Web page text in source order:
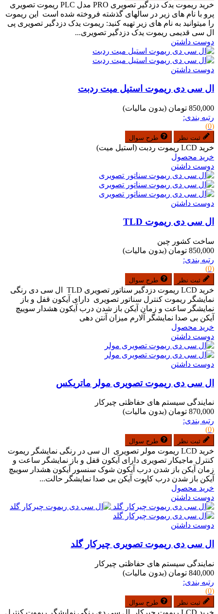
خرید ریموت یدک دزدگیر تصویری PRO مدل PLC ریموت تصویری
پرو با نام های زیر در سالهای گذشته فروخته شده است این ریموت
را میتوانید به نام های زیر تهیه کنید: ریموت یدک دزدگیر تصویری پی
ال سی قدیمی ریموت یدک دزدگیر تصویری...
دوست داشتن
دوست داشتن
ال سی دی ریموت استیل میت ردبت
850,000 تومان
(بدون مالیات)
رتبه بندی:
(0)
ثبت نظر طرح سوال
خرید LCD ریموت ردبت (استیل میت)
خرید محصول
دوست داشتن
دوست داشتن
ال سی دی ریموت TLD
ساخت کشور چین
850,000 تومان
(بدون مالیات)
رتبه بندی:
(0)
ثبت نظر طرح سوال
خرید LCD ریموت دزدگیر سناتور تصویری TLD ال سی دی رنگی
نمایشگر ریموت کنترل سناتور تصویری دارای آیکون قفل و باز
نمایشگر ساعت و زمان آیکن باز شدن درب آیکون هشدار سوییچ
آیکن بی صدا نمایشگر آلارم میزان آنتن دهی
خرید محصول
دوست داشتن
دوست داشتن
ال سی دی ریموت تصویری مولر ماتریکس
نمایندگی سیستم های حفاظتی چیرکار
870,000 تومان
(بدون مالیات)
رتبه بندی:
(0)
ثبت نظر طرح سوال
خرید LCD ریموت مولر تصویری ال سی در رنگی نمایشگر ریموت
کنترل ماجیکار تصویری دارای آیکون قفل و باز نمایشگر ساعت و
زمان آیکن باز شدن درب آیکون شوک سنسور آیکون هشدار سوییچ
آیکن باز شدن درب کاپوت آیکن بی صدا نمایشگر حالت...
خرید محصول
دوست داشتن
دوست داشتن
ال سی دی ریموت تصویری چیرکار گلد
نمایندگی سیستم های حفاظتی چیرکار
840,000 تومان
(بدون مالیات)
رتبه بندی:
(0)
ثبت نظر طرح سوال
خرید LCD ریموت چیرکار ال سی دی رنگی نمایشگر ریموت کنترل